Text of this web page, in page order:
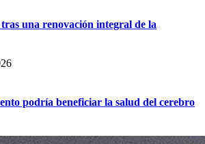
una renovación integral de la
podría beneficiar la salud del cerebro